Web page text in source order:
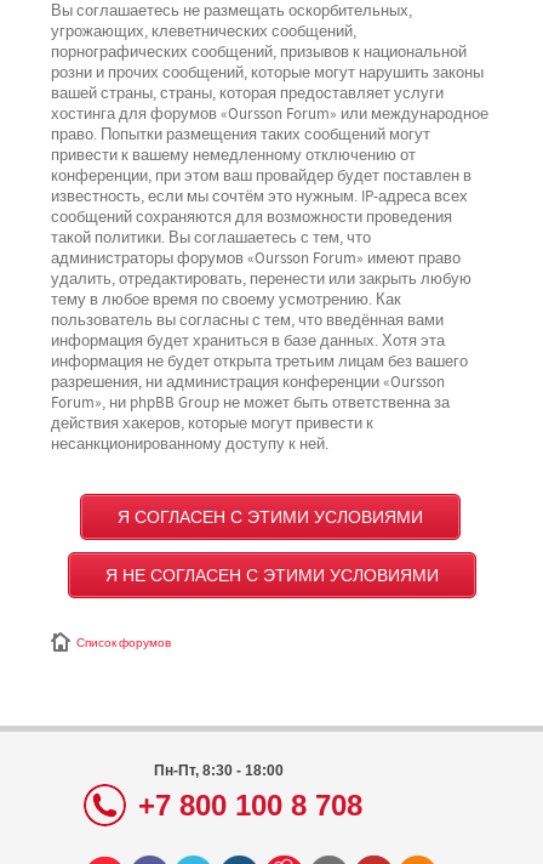
Вы соглашаетесь не размещать оскорбительных,
угрожающих, клеветнических сообщений,
порнографических сообщений, призывов к национальной
розни и прочих сообщений, которые могут нарушить законы
вашей страны, страны, которая предоставляет услуги
хостинга для форумов «Oursson Forum» или международное
право. Попытки размещения таких сообщений могут
привести к вашему немедленному отключению от
конференции, при этом ваш провайдер будет поставлен в
известность, если мы сочтём это нужным. IP-адреса всех
сообщений сохраняются для возможности проведения
такой политики. Вы соглашаетесь с тем, что
администраторы форумов «Oursson Forum» имеют право
удалить, отредактировать, перенести или закрыть любую
тему в любое время по своему усмотрению. Как
пользователь вы согласны с тем, что введённая вами
информация будет храниться в базе данных. Хотя эта
информация не будет открыта третьим лицам без вашего
разрешения, ни администрация конференции «Oursson
Forum», ни phpBB Group не может быть ответственна за
действия хакеров, которые могут привести к
несанкционированному доступу к ней.
Список форумов
Пн-Пт, 8:30 - 18:00
+7 800 100 8 708